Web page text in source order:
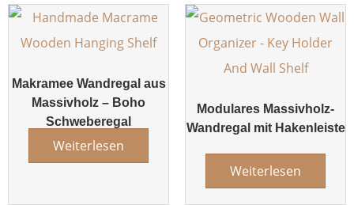
Makramee Wandregal aus
Massivholz – Boho
Schweberegal
Weiterlesen
Modulares Massivholz-
Wandregal mit Hakenleiste
Weiterlesen